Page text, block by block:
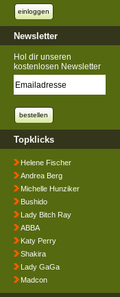
Newsletter
Hol dir unseren
kostenlosen Newsletter
Topklicks
Helene Fischer
Andrea Berg
Michelle Hunziker
Bushido
Lady Bitch Ray
ABBA
Katy Perry
Shakira
Lady GaGa
Madcon